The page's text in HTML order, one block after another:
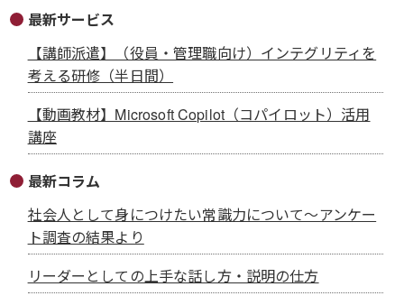
最新サービス
【講師派遣】（役員・管理職向け）インテグリティを
考える研修（半日間）
【動画教材】Microsoft Copilot（コパイロット）活用
講座
最新コラム
社会人として身につけたい常識力について～アンケー
ト調査の結果より
リーダーとしての上手な話し方・説明の仕方